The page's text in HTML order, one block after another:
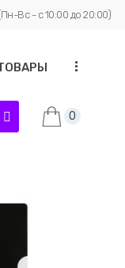
Вс - с 10:00 до 20:00)
...
0